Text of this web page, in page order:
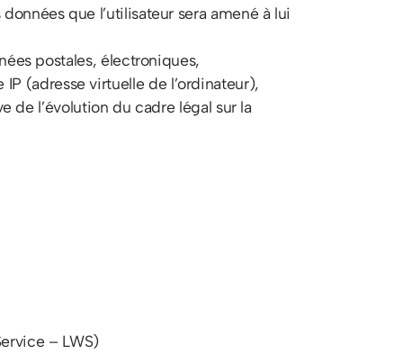
que l’utilisateur sera amené à lui
postales, électroniques,
(adresse virtuelle de l’ordinateur),
de l’évolution du cadre légal sur la
– LWS)